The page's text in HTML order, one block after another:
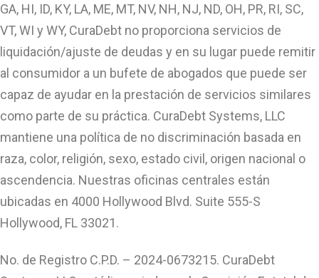
GA, HI, ID, KY, LA, ME, MT, NV, NH, NJ, ND, OH, PR, RI, SC,
VT, WI y WY, CuraDebt no proporciona servicios de
liquidación/ajuste de deudas y en su lugar puede remitir
al consumidor a un bufete de abogados que puede ser
capaz de ayudar en la prestación de servicios similares
como parte de su práctica. CuraDebt Systems, LLC
mantiene una política de no discriminación basada en
raza, color, religión, sexo, estado civil, origen nacional o
ascendencia. Nuestras oficinas centrales están
ubicadas en 4000 Hollywood Blvd. Suite 555-S
Hollywood, FL 33021.
No. de Registro C.P.D. – 2024-0673215. CuraDebt